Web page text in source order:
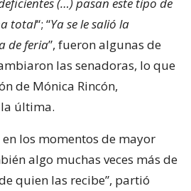
(…) pasan este tipo de
total“; “Ya se le salió la
de feria”, fueron algunas de
las senadoras, lo que
de Mónica Rincón,
última.
en los momentos de mayor
algo muchas veces más de
quien las recibe”, partió